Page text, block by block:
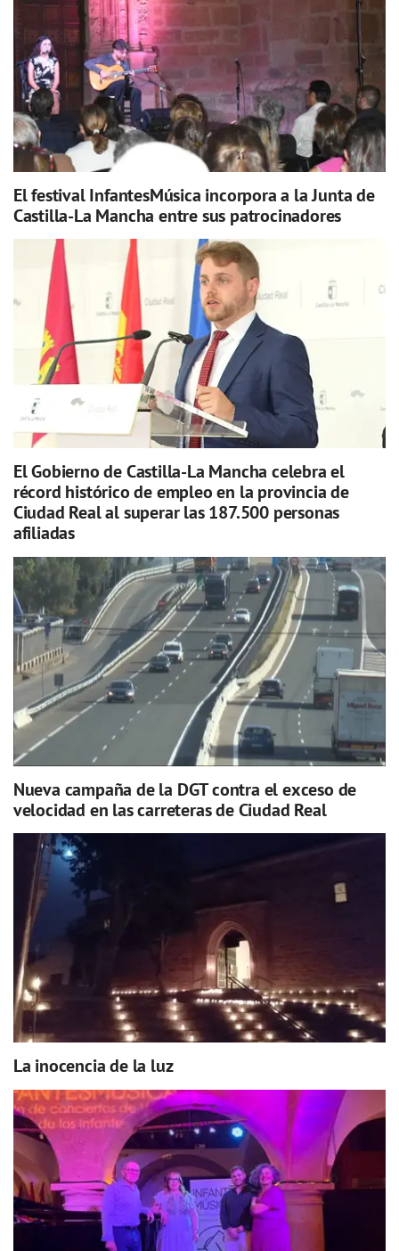
El festival InfantesMúsica incorpora a la Junta de
Castilla-La Mancha entre sus patrocinadores
El Gobierno de Castilla-La Mancha celebra el
récord histórico de empleo en la provincia de
Ciudad Real al superar las 187.500 personas
afiliadas
Nueva campaña de la DGT contra el exceso de
velocidad en las carreteras de Ciudad Real
La inocencia de la luz